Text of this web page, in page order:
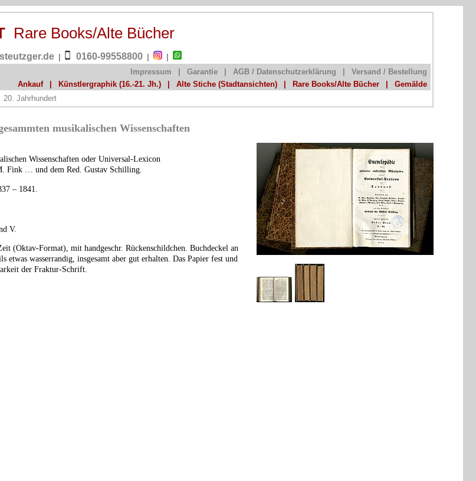
Rare Books/Alte Bücher
0160-99558800
Impressum
Garantie AGB / Datenschutzerklärung
Versand / Bestellung
Ankauf
Künstlergraphik (16.-21. Jh.) Alte Stiche (Stadtansichten) Rare Books/Alte Bücher
Gemälde
20. Jahrhundert
musikalischen Wissenschaften
Wissenschaften oder Universal-Lexicon
Fink … und dem Red. Gustav Schilling.
– 1841.
V.
(Oktav-Format), mit handgeschr. Rückenschildchen. Buchdeckel an
etwas wasserrandig, insgesamt aber gut erhalten. Das Papier fest und
der Fraktur-Schrift.